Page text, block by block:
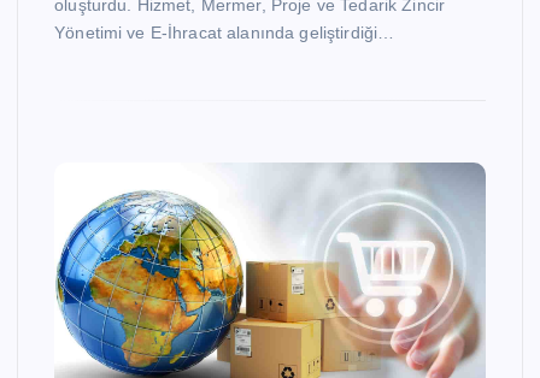
oluşturdu. Hizmet, Mermer, Proje ve Tedarik Zincir
Yönetimi ve E-İhracat alanında geliştirdiği…